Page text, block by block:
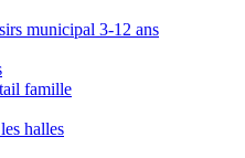
municipal 3-12 ans
famille
halles